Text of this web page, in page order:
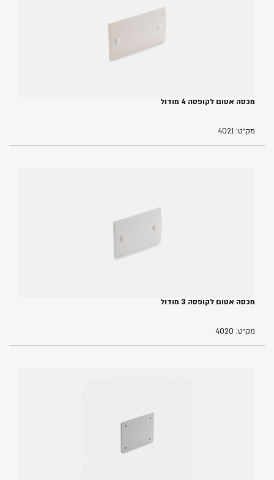
מכסה אטום לקופסה 4 מודול
מק״ט: 4021
מכסה אטום לקופסה 3 מודול
מק״ט: 4020